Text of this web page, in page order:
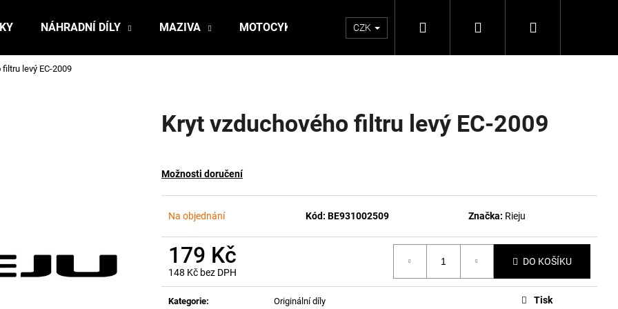
NÁHRADNÍ DÍLY MAZIVA MOTOCYKLY CZK Hledat PřihlášeníNákupní
levý EC-2009
Kryt vzduchového filtru levý EC-2009
Možnosti doručení
Na objednání Kód: BE931002509 Značka: Rieju
179 Kč
148 Kč bez DPH
Měrná
cena:
DO KOŠÍKU
Kategorie:
Originální díly
Tisk
Co potřebujete najít?
HLEDAT